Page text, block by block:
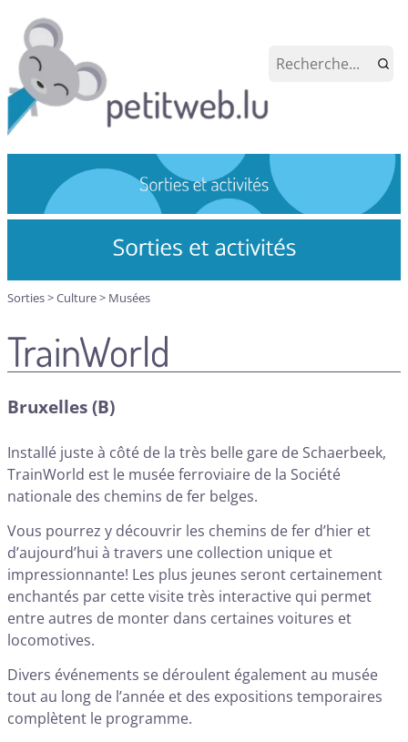
Sorties>Culture> Musées
TrainWorld
Bruxelles (B)
Installé juste à côté de la très belle gare de Schaerbeek,
TrainWorld est le musée ferroviaire de la Société
nationale des chemins de fer belges.
Vous pourrez y découvrir les chemins de fer d’hier et
d’aujourd’hui à travers une collection unique et
impressionnante! Les plus jeunes seront certainement
enchantés par cette visite très interactive qui permet
entre autres de monter dans certaines voitures et
locomotives.
Divers événements se déroulent également au musée
tout au long de l’année et des expositions temporaires
complètent le programme.